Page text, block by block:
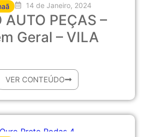
14 de Janeiro, 2024
AUTO PEÇAS –
Geral – VILA
VER CONTEÚDO